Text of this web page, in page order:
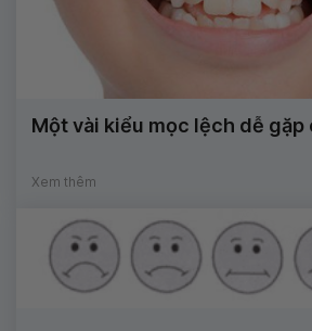
Một vài kiểu mọc lệch dễ gặp
Xem thêm